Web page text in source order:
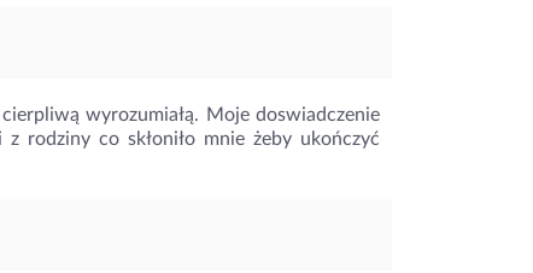
wyrozumiałą. Moje doswiadczenie
rodziny co skłoniło mnie żeby ukończyć